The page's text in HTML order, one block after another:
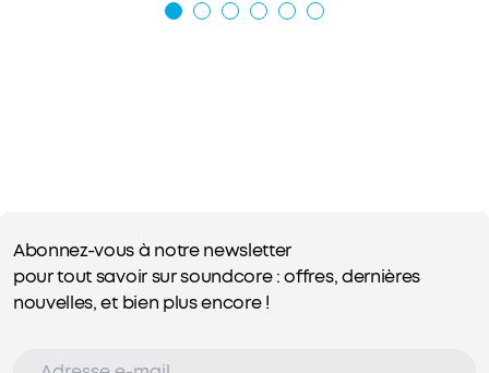
Abonnez-vous à notre newsletter
pour tout savoir sur soundcore : offres, dernières
nouvelles, et bien plus encore !